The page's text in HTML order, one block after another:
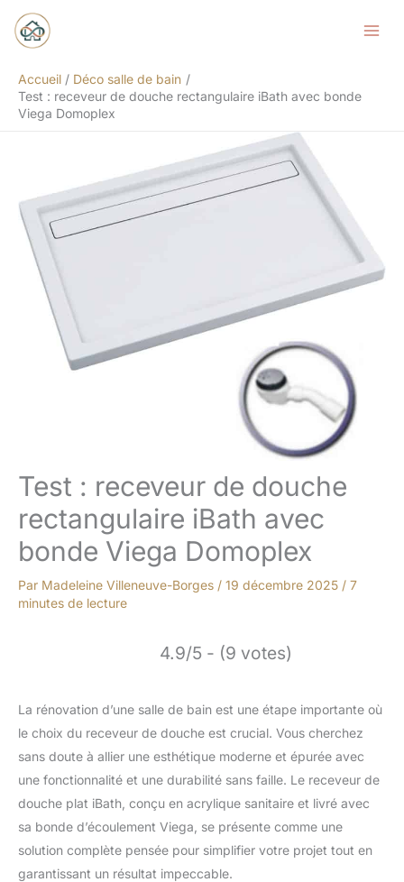
Accueil
Déco salle de bain
Test : receveur de douche rectangulaire iBath avec bonde
Viega Domoplex
Test : receveur de douche
rectangulaire iBath avec
bonde Viega Domoplex
Par Madeleine Villeneuve-Borges / 19 décembre 2025 / 7
minutes de lecture
4.9/5 - (9 votes)
La rénovation d’une salle de bain est une étape importante où
le choix du receveur de douche est crucial. Vous cherchez
sans doute à allier une esthétique moderne et épurée avec
une fonctionnalité et une durabilité sans faille. Le receveur de
douche plat iBath, conçu en acrylique sanitaire et livré avec
sa bonde d’écoulement Viega, se présente comme une
solution complète pensée pour simplifier votre projet tout en
garantissant un résultat impeccable.
Rechercher